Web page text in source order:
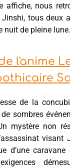
affiche, nous
Jinshi, tous deux
nuit de pleine lune.
l'anime
de la
de sombres
mystère non
visant
d’une